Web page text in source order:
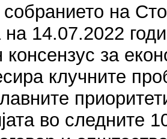
на
14.07.2022
консензус за
клучните
во следните